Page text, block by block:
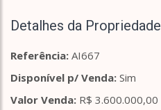
Detalhes da Propriedade
Referência: AI667
Disponível p/ Venda: Sim
Valor Venda: R$ 3.600.000,00